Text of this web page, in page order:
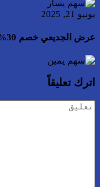
يونيو 21, 2025
عرض الجديعي خصم 30% على الأقمشة الرجالية الصيفية
اترك تعليقاً